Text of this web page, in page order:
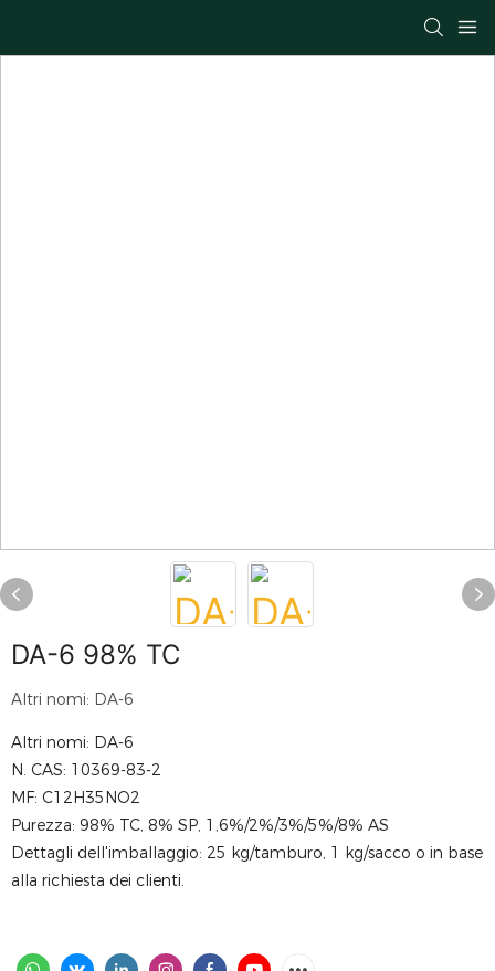
DA-6 98% TC
Altri nomi: DA-6
Altri nomi: DA-6
N. CAS: 10369-83-2
MF: C12H35NO2
Purezza: 98% TC, 8% SP, 1,6%/2%/3%/5%/8% AS
Dettagli dell'imballaggio: 25 kg/tamburo, 1 kg/sacco o in base
alla richiesta dei clienti.